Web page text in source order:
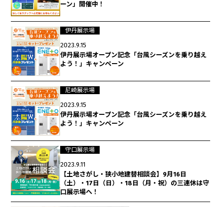
ーン」開催中！
伊丹展示場
2023.9.15
伊丹展示場オープン記念「台風シーズンを乗り越え
よう！」キャンペーン
尼崎展示場
2023.9.15
伊丹展示場オープン記念「台風シーズンを乗り越え
よう！」キャンペーン
守口展示場
2023.9.11
【土地さがし・狭小地建替相談会】9月16日
（土）・17日（日）・18日（月・祝）の三連休は守
口展示場へ！